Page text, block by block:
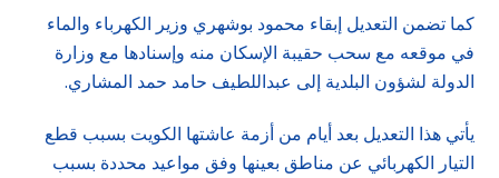
كما تضمن التعديل إبقاء محمود بوشهري وزير الكهرباء والماء
في موقعه مع سحب حقيبة الإسكان منه وإسنادها مع وزارة
الدولة لشؤون البلدية إلى عبداللطيف حامد حمد المشاري.
يأتي هذا التعديل بعد أيام من أزمة عاشتها الكويت بسبب قطع
التيار الكهربائي عن مناطق بعينها وفق مواعيد محددة بسبب